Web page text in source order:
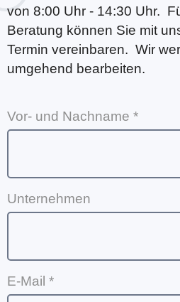
von 8:00 Uhr - 14:30 Uhr.
Beratung können Sie mit
Termin vereinbaren. Wir
umgehend bearbeiten.
Vor- und Nachname *
Unternehmen
E-Mail *